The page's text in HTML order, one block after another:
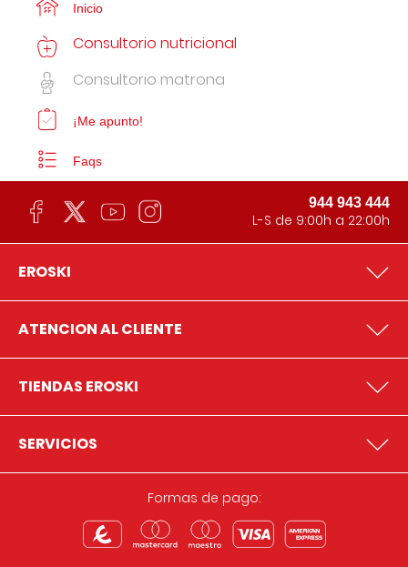
Inicio
Consultorio nutricional
Consultorio matrona
¡Me apunto!
Faqs
944 943 444
L-S de 9:00h a 22:00h
EROSKI
ATENCION AL CLIENTE
TIENDAS EROSKI
SERVICIOS
Formas de pago: